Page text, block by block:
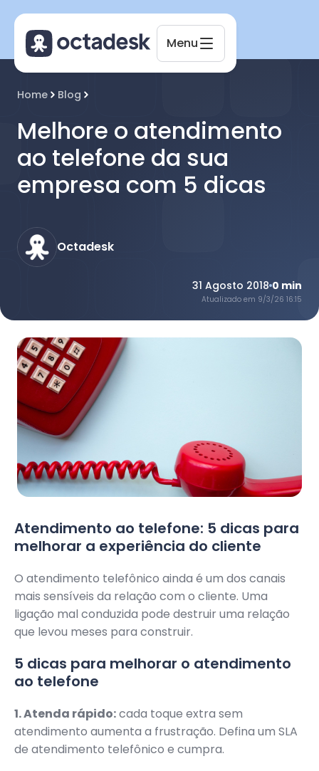
Menu
Home Blog
Melhore o atendimento
ao telefone da sua
empresa com 5 dicas
Octadesk
31 Agosto 2018 0 min
Atualizado em 9/3/26 16:15
Atendimento ao telefone: 5 dicas para
melhorar a experiência do cliente
O atendimento telefônico ainda é um dos canais
mais sensíveis da relação com o cliente. Uma
ligação mal conduzida pode destruir uma relação
que levou meses para construir.
5 dicas para melhorar o atendimento
ao telefone
1. Atenda rápido:cada toque extra sem
atendimento aumenta a frustração. Defina um SLA
de atendimento telefônico e cumpra.
Online agora